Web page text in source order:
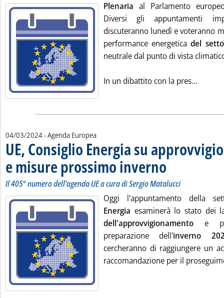
Plenaria al Parlamento
Diversi gli appuntamenti
discuteranno lunedì e voteranno
performance energeticadel
neutrale dal punto di vista
In un dibattito con la pres...
04/03/2024- Agenda Europea
UE, Consiglio Energia su
e misure prossimo inverno. Sottotitolo: Il 405°
. Pubblicata lunedì 04
Il 405° numero dell'agenda UE a cura di Sergio Matalucci
Oggi l'appuntamento della
Energia esaminerà lo stato dei
dell'approvvigionamento e
preparazione dell'inverno
cercheranno di raggiungere un
raccomandazione per il